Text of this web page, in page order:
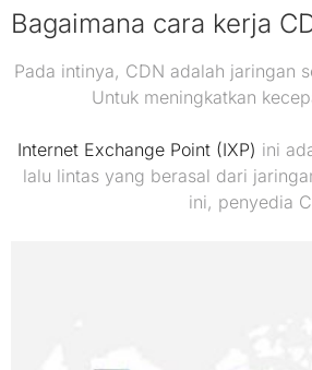
Bagaimana cara kerja
Pada intinya, CDN adalah jaringan
Untuk meningkatkan
Internet Exchange Point (IXP) ini
lalu lintas yang berasal dari
ini, penyedia